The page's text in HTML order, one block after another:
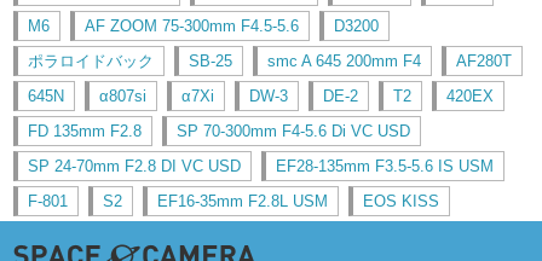
M6
AF ZOOM 75-300mm F4.5-5.6
D3200
ポラロイドバック
SB-25 smc A 645 200mm F4
AF280T
645N
α807si α7Xi DW-3 DE-2 T2
420EX
FD 135mm F2.8
SP 70-300mm F4-5.6 Di VC USD
SP 24-70mm F2.8 DI VC USD
EF28-135mm F3.5-5.6 IS USM
F-801
S2 EF16-35mm F2.8L USM EOS KISS